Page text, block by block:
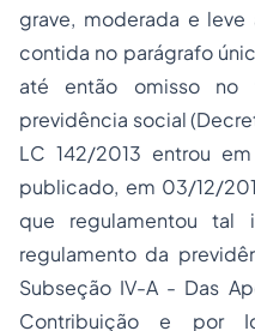
grave, moderada e leve
contida no parágrafo
até então omisso no
previdência social
LC 142/2013 entrou
publicado, em 03/12/
que regulamentou tal
regulamento da
Subseção IV-A - Das
Contribuição e por